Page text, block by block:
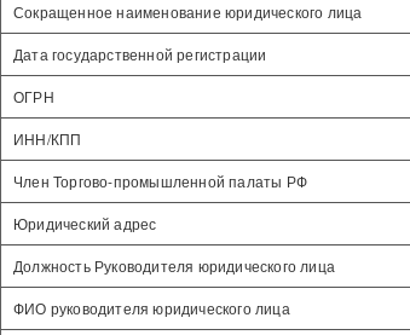
Сокращенное наименование юридического лица
Дата государственной регистрации
ОГРН
ИНН/КПП
Член Торгово-промышленной палаты РФ
Юридический адрес
Должность Руководителя юридического лица
ФИО руководителя юридического лица